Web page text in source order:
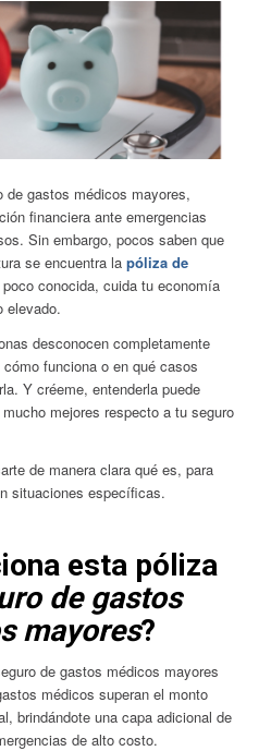
de gastos médicos mayores,
financiera ante emergencias
Sin embargo, pocos saben que
se encuentra la póliza de
conocida, cuida tu economía
elevado.
desconocen completamente
funciona o en qué casos
Y créeme, entenderla puede
mejores respecto a tu seguro
de manera clara qué es, para
situaciones específicas.
esta póliza
de gastos
mayores?
de gastos médicos mayores
médicos superan el monto
brindándote una capa adicional de
de alto costo.